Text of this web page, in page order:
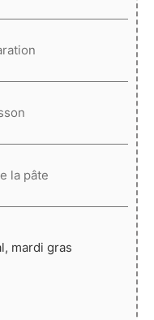
la pâte
mardi gras